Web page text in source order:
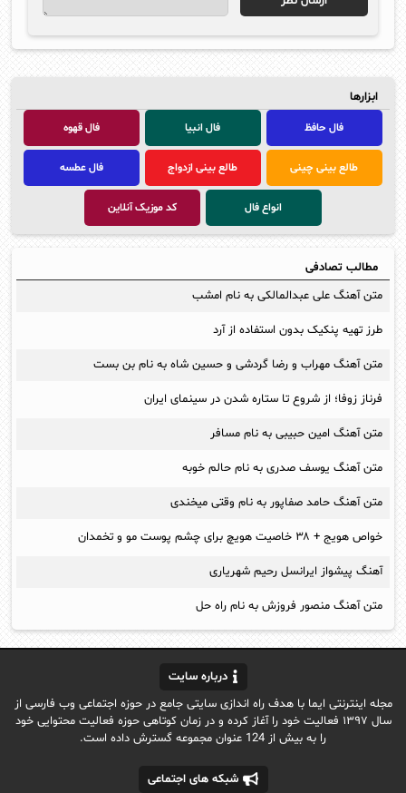
ابزارها
فال حافظ فال انبیا فال قهوه
طالع بینی چینی طالع بینی ازدواج فال عطسه
انواع فال کد موزیک آنلاین
مطالب تصادفی
متن آهنگ علی عبدالمالکی به نام امشب
طرز تهیه پنکیک بدون استفاده از آرد
متن آهنگ مهراب و رضا گردشی و حسین شاه به نام بن بست
فرناز زوفا؛ از شروع تا ستاره شدن در سینمای ایران
متن آهنگ امین حبیبی به نام مسافر
متن آهنگ یوسف صدری به نام حالم خوبه
متن آهنگ حامد صفاپور به نام وقتی میخندی
خواص هویج + ۳۸ خاصیت هویچ برای چشم پوست مو و تخمدان
آهنگ پیشواز ایرانسل رحیم شهریاری
متن آهنگ منصور فروزش به نام راه حل
درباره سایت
مجله اینترنتی ایما با هدف راه اندازی سایتی جامع در حوزه اجتماعی وب فارسی از
سال ۱۳۹۷ فعالیت خود را آغاز کرده و در زمان کوتاهی حوزه فعالیت محتوایی خود
را به بیش از 124 عنوان مجموعه گسترش داده است.
شبکه های اجتماعی